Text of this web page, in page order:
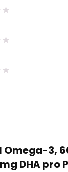
★
★
★
Omega-3,
mg DHA